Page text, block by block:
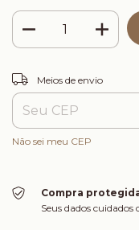
Entregas para o CEP:
Meios de envio
Não sei meu CEP
Compra
Seus dados